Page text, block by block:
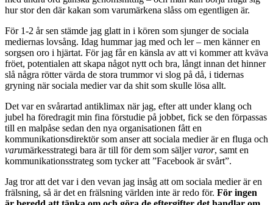
hur stor den där kakan som varumärkena slåss om egentligen är.
För 1-2 år sen stämde jag glatt in i kören som sjunger de sociala
mediernas lovsång. Idag hummar jag med och ler – men känner en
sorgsen oro i hjärtat. För jag får en känsla av att vi kommer att kväva
fröet, potentialen att skapa något nytt och bra, långt innan det hinner
slå några rötter värda de stora trummor vi slog på då, i tidernas
gryning när sociala medier var da shit som skulle lösa allt.
Det var en svårartad antiklimax när jag, efter att under klang och
jubel ha föredragit min fina förstudie på jobbet, fick se den förpassas
till en malpåse sedan den nya organisationen fått en
kommunikationsdirektör som anser att sociala medier är en fluga och
varumärkesstrategi bara är till för dem som säljervaror, samt en
kommunikationsstrateg som tycker att ”Facebook är svårt”.
Jag tror att det var i den vevan jag insåg att om sociala medier är en
frälsning, så är det en frälsning världen inte är redo för. För ingen